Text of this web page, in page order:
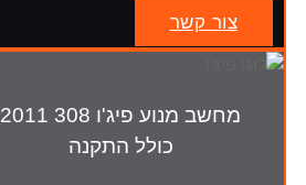
צור קשר
מחשב מנוע פיג'ו 308 2011
כולל התקנה